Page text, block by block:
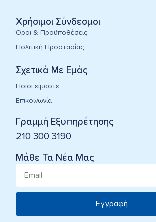
Σχετικά Με Εμάς
Ποιοι είμαστε
Επικοινωνία
Γραμμή Εξυπηρέτησης
210 300 3190
Χρήσιμοι Σύνδεσμοι
Όροι & Προϋποθέσεις
Πολιτική Προστασίας
Μάθε Τα Νέα Μας
Εγγραφή